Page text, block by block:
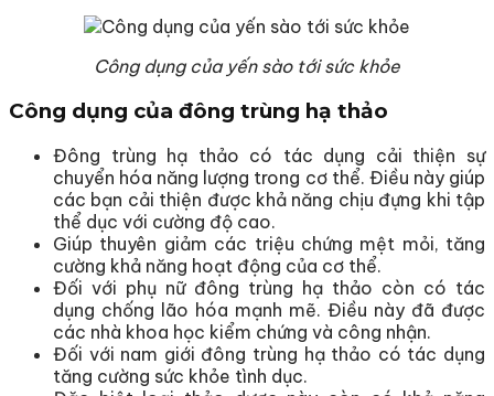
Công dụng của yến sào tới sức khỏe
Công dụng của đông trùng hạ thảo
Đông trùng hạ thảo có tác dụng cải thiện sự
chuyển hóa năng lượng trong cơ thể. Điều này giúp
các bạn cải thiện được khả năng chịu đựng khi tập
thể dục với cường độ cao.
Giúp thuyên giảm các triệu chứng mệt mỏi, tăng
cường khả năng hoạt động của cơ thể.
Đối với phụ nữ đông trùng hạ thảo còn có tác
dụng chống lão hóa mạnh mẽ. Điều này đã được
các nhà khoa học kiểm chứng và công nhận.
Đối với nam giới đông trùng hạ thảo có tác dụng
tăng cường sức khỏe tình dục.